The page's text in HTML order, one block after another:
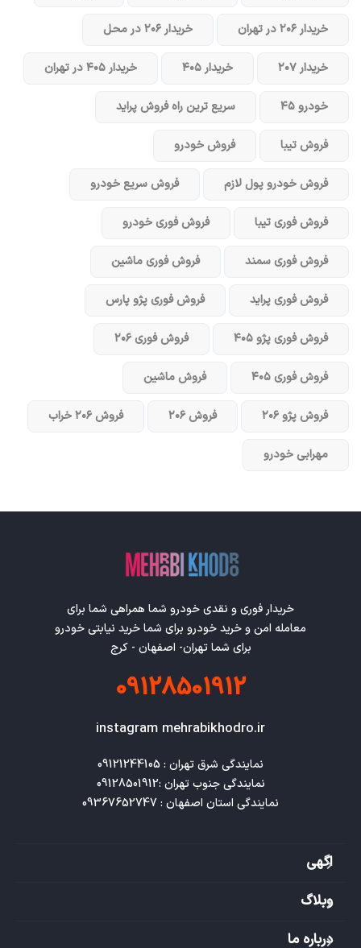
خریدار ۲۰۶ در تهران خریدار ۲۰۶ در محل
خریدار ۲۰۷ خریدار ۴۰۵ خریدار ۴۰۵ در تهران
خودرو ۴۵ سریع ترین راه فروش پراید
فروش تیبا فروش خودرو
فروش خودرو پول لازم فروش سریع خودرو
فروش فوری تیبا فروش فوری خودرو
فروش فوری سمند فروش فوری ماشین
فروش فوری پراید فروش فوری پژو پارس
فروش فوری پژو ۴۰۵ فروش فوری ۲۰۶
فروش فوری ۴۰۵ فروش ماشین
فروش پژو ۲۰۶ فروش ۲۰۶ فروش ۲۰۶ خراب
مهرابی خودرو
خریدار فوری و نقدی خودرو شما همراهی شما برای
معامله امن و خرید خودرو برای شما خرید نیابتی خودرو
برای شما تهران- اصفهان - کرج
09128501912
instagram mehrabikhodro.ir
نمایندگی استان اصفهان : 09367652747
اگهی
وبلاگ
درباره ما